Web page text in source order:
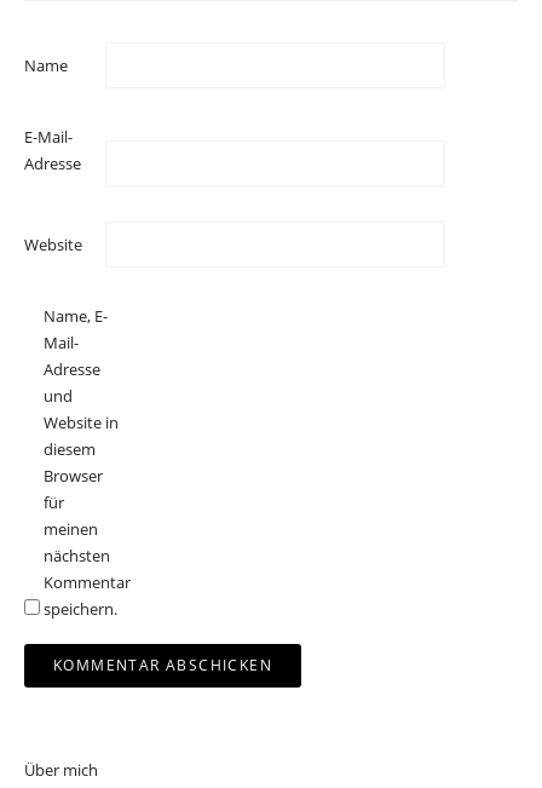
Name
E-Mail-
Adresse
Website
Name, E-
Mail-
Adresse
und
Website in
diesem
Browser
für
meinen
nächsten
Kommentar
speichern.
Über mich